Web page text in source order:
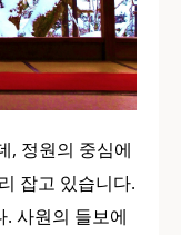
, 정원의 중심에
잡고 있습니다.
사원의 들보에